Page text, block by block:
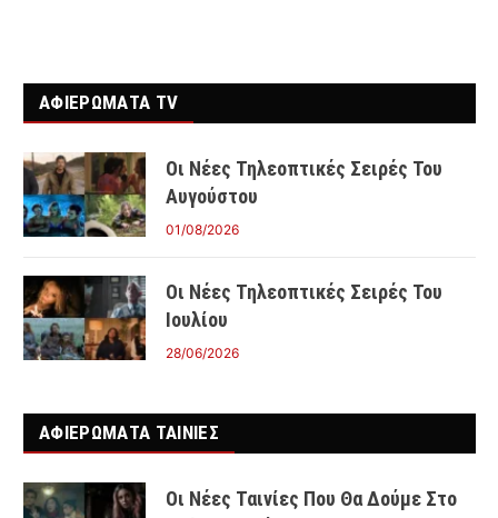
ΑΦΙΕΡΩΜΑΤΑ TV
Οι Νέες Τηλεοπτικές Σειρές Του
Αυγούστου
01/08/2026
Οι Νέες Τηλεοπτικές Σειρές Του
Ιουλίου
28/06/2026
ΑΦΙΕΡΩΜΑΤΑ ΤΑΙΝΊΕΣ
Οι Νέες Ταινίες Που Θα Δούμε Στο